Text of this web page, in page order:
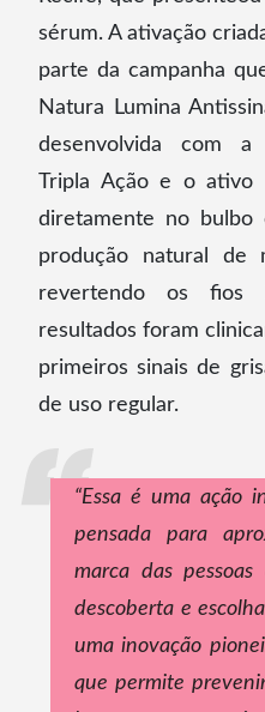
sérum. A ativação
parte da campanha
Natura Lumina
desenvolvida com a
Tripla Ação e o ativo
diretamente no bulbo
produção natural de
revertendo os fios
resultados foram
primeiros sinais de
de uso regular.
“Essa é uma ação
pensada para
marca das
descoberta e
uma inovação
que permite